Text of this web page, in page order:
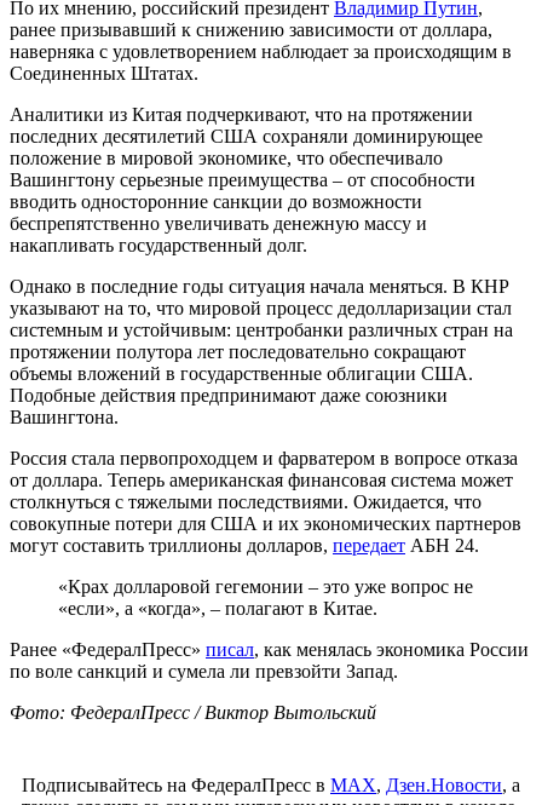
По их мнению, российский президент Владимир Путин,
ранее призывавший к снижению зависимости от доллара,
наверняка с удовлетворением наблюдает за происходящим в
Соединенных Штатах.
Аналитики из Китая подчеркивают, что на протяжении
последних десятилетий США сохраняли доминирующее
положение в мировой экономике, что обеспечивало
Вашингтону серьезные преимущества – от способности
вводить односторонние санкции до возможности
беспрепятственно увеличивать денежную массу и
накапливать государственный долг.
Однако в последние годы ситуация начала меняться. В КНР
указывают на то, что мировой процесс дедолларизации стал
системным и устойчивым: центробанки различных стран на
протяжении полутора лет последовательно сокращают
объемы вложений в государственные облигации США.
Подобные действия предпринимают даже союзники
Вашингтона.
Россия стала первопроходцем и фарватером в вопросе отказа
от доллара. Теперь американская финансовая система может
столкнуться с тяжелыми последствиями. Ожидается, что
совокупные потери для США и их экономических партнеров
могут составить триллионы долларов, передает АБН 24.
«Крах долларовой гегемонии – это уже вопрос не
«если», а «когда», – полагают в Китае.
Ранее «ФедералПресс» писал, как менялась экономика России
по воле санкций и сумела ли превзойти Запад.
Фото: ФедералПресс / Виктор Вытольский
Подписывайтесь на ФедералПресс в МАХ, Дзен.Новости, а